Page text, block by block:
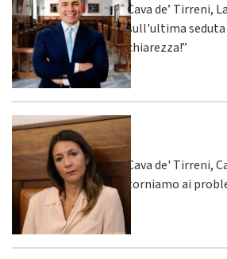
Cava de’ Tirreni,
sull'ultima seduta
chiarezza!”
Cava de' Tirreni,
torniamo ai